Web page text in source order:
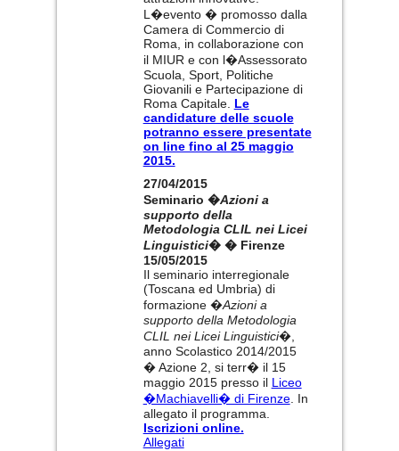
L�evento � promosso dalla
Camera di Commercio di
Roma, in collaborazione con
il MIUR e con l�Assessorato
Scuola, Sport, Politiche
Giovanili e Partecipazione di
Roma Capitale. Le
candidature delle scuole
potranno essere presentate
on line fino al 25 maggio
2015.
27/04/2015
Seminario �Azioni a
supporto della
Metodologia CLIL nei Licei
Linguistici� � Firenze
15/05/2015
Il seminario interregionale
(Toscana ed Umbria) di
formazione �Azioni a
supporto della Metodologia
CLIL nei Licei Linguistici�,
anno Scolastico 2014/2015
� Azione 2, si terr� il 15
maggio 2015 presso il Liceo
�Machiavelli� di Firenze. In
allegato il programma.
Iscrizioni online.
Allegati